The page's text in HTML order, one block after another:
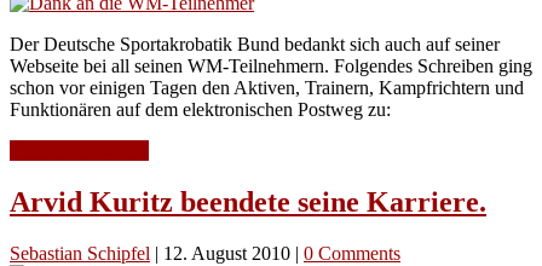
Der Deutsche Sportakrobatik Bund bedankt sich auch auf seiner
Webseite bei all seinen WM-Teilnehmern. Folgendes Schreiben ging
schon vor einigen Tagen den Aktiven, Trainern, Kampfrichtern und
Funktionären auf dem elektronischen Postweg zu:
Arvid Kuritz beendete seine Karriere.
Sebastian Schipfel | 12. August 2010 | 0 Comments